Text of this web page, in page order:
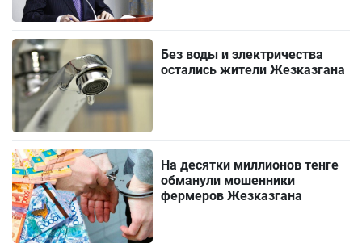
Без воды и электричества
остались жители Жезказгана
На десятки миллионов тенге
обманули мошенники
фермеров Жезказгана